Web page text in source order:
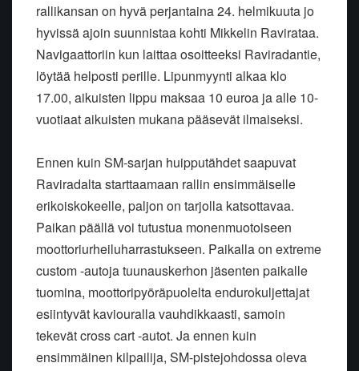
rallikansan on hyvä perjantaina 24. helmikuuta jo
hyvissä ajoin suunnistaa kohti Mikkelin Ravirataa.
Navigaattoriin kun laittaa osoitteeksi Raviradantie,
löytää helposti perille. Lipunmyynti alkaa klo
17.00, aikuisten lippu maksaa 10 euroa ja alle 10-
vuotiaat aikuisten mukana pääsevät ilmaiseksi.
Ennen kuin SM-sarjan huipputähdet saapuvat
Raviradalta starttaamaan rallin ensimmäiselle
erikoiskokeelle, paljon on tarjolla katsottavaa.
Paikan päällä voi tutustua monenmuotoiseen
moottoriurheiluharrastukseen. Paikalla on extreme
custom -autoja tuunauskerhon jäsenten paikalle
tuomina, moottoripyöräpuolelta endurokuljettajat
esiintyvät kaviouralla vauhdikkaasti, samoin
tekevät cross cart -autot. Ja ennen kuin
ensimmäinen kilpailija, SM-pistejohdossa oleva